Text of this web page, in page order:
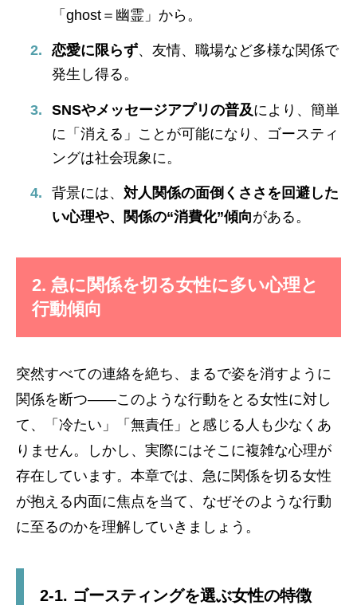
「ghost＝幽霊」から。
恋愛に限らず、友情、職場など多様な関係で
発生し得る。
SNSやメッセージアプリの普及により、簡単
に「消える」ことが可能になり、ゴースティ
ングは社会現象に。
背景には、 対人関係の面倒くささを回避した
い心理や、関係の“消費化”傾向がある。
2. 急に関係を切る女性に多い心理と
行動傾向
突然すべての連絡を絶ち、まるで姿を消すように
関係を断つ——このような行動をとる女性に対し
て、「冷たい」「無責任」と感じる人も少なくあ
りません。しかし、実際にはそこに複雑な心理が
存在しています。本章では、急に関係を切る女性
が抱える内面に焦点を当て、なぜそのような行動
に至るのかを理解していきましょう。
2-1. ゴースティングを選ぶ女性の特徴